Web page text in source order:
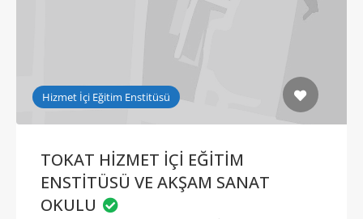
Hizmet İçi Eğitim Enstitüsü
TOKAT HİZMET İÇİ EĞİTİM
ENSTİTÜSÜ VE AKŞAM SANAT
OKULU